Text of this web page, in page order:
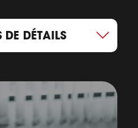
DE DÉTAILS